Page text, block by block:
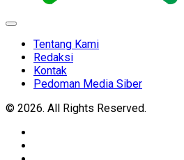
Expand
Tentang Kami
Redaksi
Kontak
Pedoman Media Siber
© 2026. All Rights Reserved.